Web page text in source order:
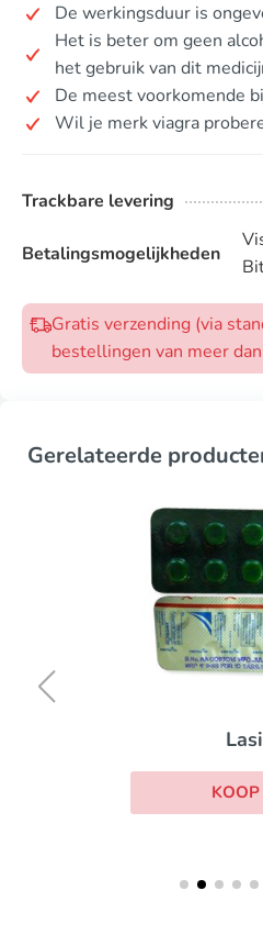
De werkingsduur is
Het is beter om geen
het gebruik van dit
De meest voorkomende
Wil je merk viagra
Trackbare levering
Betalingsmogelijkheden
Gratis verzending (via
bestellingen van meer
Gerelateerde
KOOP